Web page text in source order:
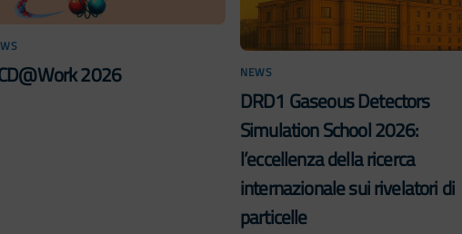
2026 NEWS
DRD1 Gaseous Detectors
Simulation School 2026:
l’eccellenza della ricerca
internazionale sui rivelatori di
particelle